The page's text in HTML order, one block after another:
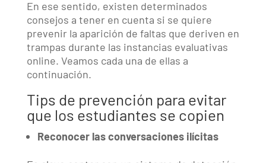
En ese sentido, existen determinados
consejos a tener en cuenta si se quiere
prevenir la aparición de faltas que deriven en
trampas durante las instancias evaluativas
online. Veamos cada una de ellas a
continuación.
Tips de prevención para evitar
que los estudiantes se copien
Reconocer las conversaciones ilícitas